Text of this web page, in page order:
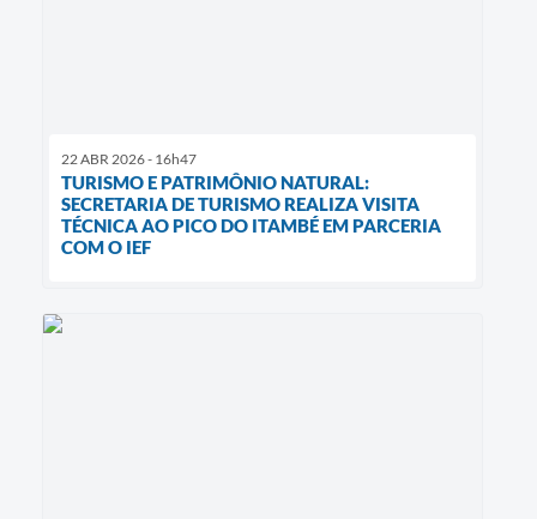
22 ABR 2026 - 16h47
TURISMO E PATRIMÔNIO NATURAL:
SECRETARIA DE TURISMO REALIZA VISITA
TÉCNICA AO PICO DO ITAMBÉ EM PARCERIA
COM O IEF